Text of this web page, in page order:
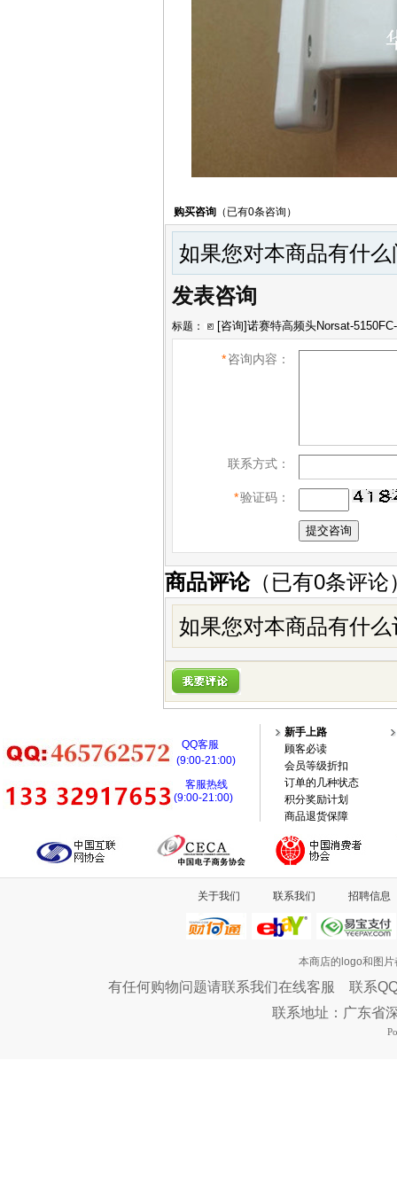
购买咨询 （已有0条咨询）
如果您对本商品有什
发表咨询
标题：
*咨询内容：
联系方式：
*验证码：
商品评论（已有0条评论
如果您对本商品有什
QQ客服
(9:00-21:00)
客服热线
(9:00-21:00)
新手上路
顾客必读
会员等级折扣
订单的几种状态
积分奖励计划
商品退货保障
关于我们 联系我们 招聘信息
本商店的logo和图
有任何购物问题请联系我们在线客服 联系
联系地址：广东省